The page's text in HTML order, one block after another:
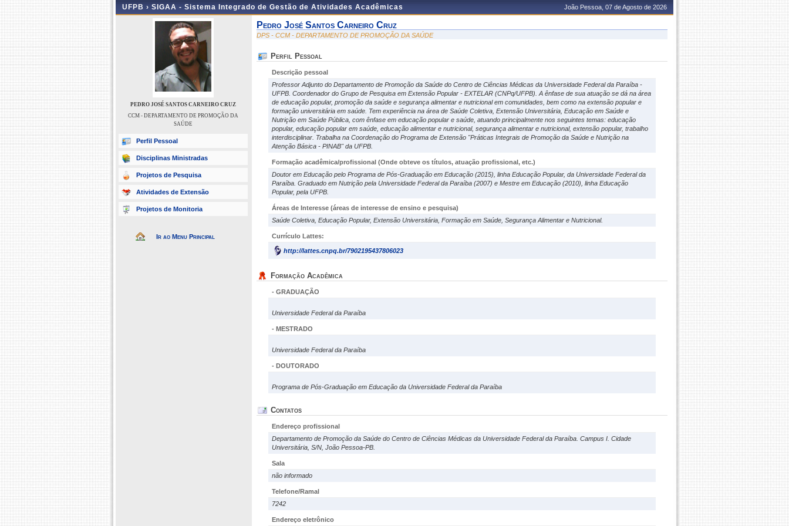
UFPB › SIGAA - Sistema Integrado de Gestão de Atividades Acadêmicas João Pessoa, 07 de Agosto de 2026
PEDRO JOSÉ SANTOS CARNEIRO CRUZ
CCM - DEPARTAMENTO DE PROMOÇÃO DA
SAÚDE
Perfil Pessoal
Disciplinas Ministradas
Projetos de Pesquisa
Atividades de Extensão
Projetos de Monitoria
Ir ao Menu Principal
Pedro José Santos Carneiro Cruz
DPS - CCM - DEPARTAMENTO DE PROMOÇÃO DA SAÚDE
Perfil Pessoal
Descrição pessoal
Professor Adjunto do Departamento de Promoção da Saúde do Centro de Ciências Médicas da Universidade Federal da Paraíba -
UFPB. Coordenador do Grupo de Pesquisa em Extensão Popular - EXTELAR (CNPq/UFPB). A ênfase de sua atuação se dá na área
de educação popular, promoção da saúde e segurança alimentar e nutricional em comunidades, bem como na extensão popular e
formação universitária em saúde. Tem experiência na área de Saúde Coletiva, Extensão Universitária, Educação em Saúde e
Nutrição em Saúde Pública, com ênfase em educação popular e saúde, atuando principalmente nos seguintes temas: educação
popular, educação popular em saúde, educação alimentar e nutricional, segurança alimentar e nutricional, extensão popular, trabalho
interdisciplinar. Trabalha na Coordenação do Programa de Extensão "Práticas Integrais de Promoção da Saúde e Nutrição na
Atenção Básica - PINAB" da UFPB.
Formação acadêmica/profissional (Onde obteve os títulos, atuação profissional, etc.)
Doutor em Educação pelo Programa de Pós-Graduação em Educação (2015), linha Educação Popular, da Universidade Federal da
Paraíba. Graduado em Nutrição pela Universidade Federal da Paraíba (2007) e Mestre em Educação (2010), linha Educação
Popular, pela UFPB.
Áreas de Interesse (áreas de interesse de ensino e pesquisa)
Saúde Coletiva, Educação Popular, Extensão Universitária, Formação em Saúde, Segurança Alimentar e Nutricional.
Currículo Lattes:
http://lattes.cnpq.br/7902195437806023
Formação Acadêmica
- GRADUAÇÃO
Universidade Federal da Paraíba
- MESTRADO
Universidade Federal da Paraíba
- DOUTORADO
Programa de Pós-Graduação em Educação da Universidade Federal da Paraíba
Contatos
Endereço profissional
Departamento de Promoção da Saúde do Centro de Ciências Médicas da Universidade Federal da Paraíba. Campus I. Cidade
Universitária, S/N, João Pessoa-PB.
Sala
não informado
Telefone/Ramal
7242
Endereço eletrônico